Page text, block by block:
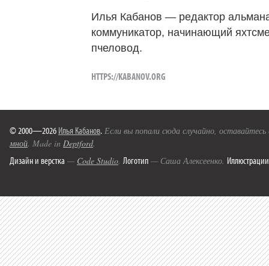
Илья Кабанов — редактор
коммуникатор, начинающий
пчеловод.
HTTPS://KABANOV.ORG
© 2000—2026 Илья Кабанов. Если вы попали сюда случайно,
мной. Made in Deptford.
Дизайн и верстка — Code Studio. Логотип — Саша Алексеенко. Иллюстрации